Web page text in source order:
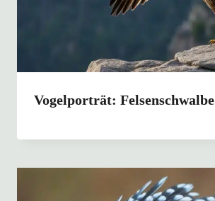
Vogelporträt: Felsenschwalbe